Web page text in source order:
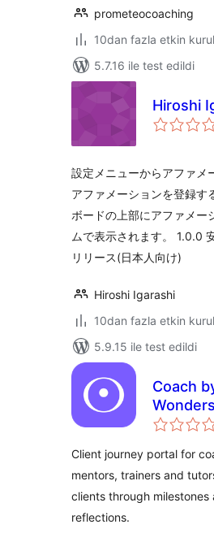
prometeocoaching
10dan fazla etkin
5.7.16 ile test edildi
Hiroshi
設定メニューからアファメ
アファメーションを登録す
ボードの上部にアファメー
ムで表示されます。 1.0.0
リリース(日本人向け)
Hiroshi Igarashi
10dan fazla etkin
5.9.15 ile test edildi
Coach
Client journey portal for
mentors, trainers and
clients through milestones
reflections.